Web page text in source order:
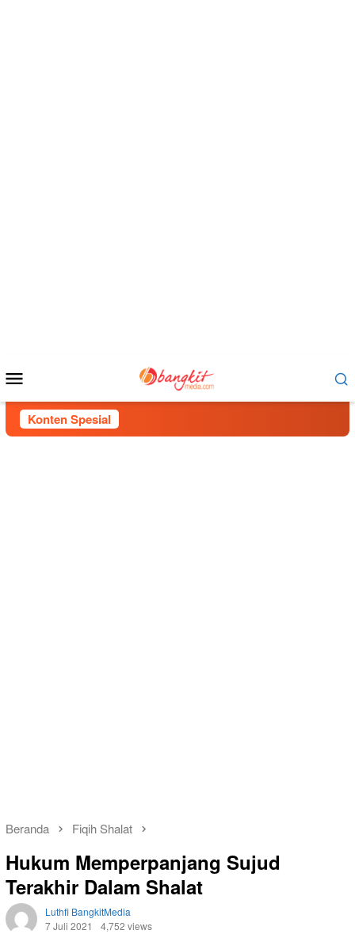
Mobile
Konten Spesial
Beranda Fiqih Shalat
Hukum Memperpanjang Sujud
Terakhir Dalam Shalat
Luthfi BangkitMedia
7 Juli 2021
4,752 views